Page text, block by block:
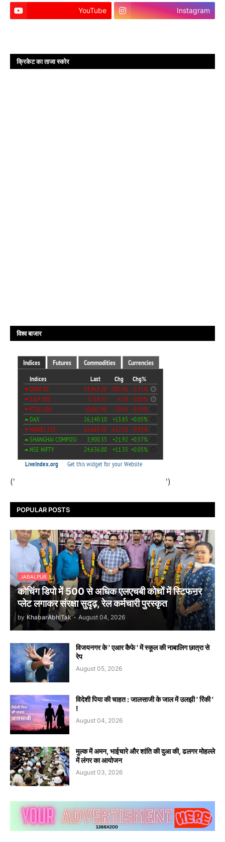
YouTube Instagram
क्रिकेट का ताजा स्कोर
विश्व बाजार
(' ')
POPULAR POSTS
JABALPUR
कोचिंग डिपो में 500 से अधिक एलएचबी कोचों में स्टिफऩर
प्लेट लगाकर संरक्षा सुदृढ़, रेल कर्मचारी पुरस्कृत
by KhabarAbhiTak - August 04, 2026
विजयनगर के ' एआर कैफे ' में स्कूल की नाबालिग छात्रा से
रेप
August 05, 2026
विदेशी पिया की चाहत : जालसाजी के जाल में उलझी ' रिंकी '
!
August 04, 2026
मुल्क में अमन, भाईचारे और शांति की दुआ की, ढलगर मोहल्ले
में लंगर का आयोजन
August 03, 2026